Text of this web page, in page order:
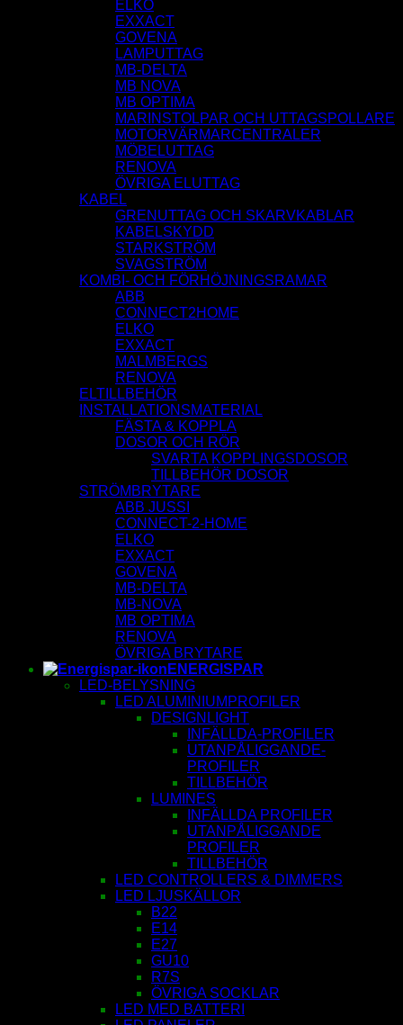
ELKO
EXXACT
GOVENA
LAMPUTTAG
MB-DELTA
MB NOVA
MB OPTIMA
MARINSTOLPAR OCH UTTAGSPOLLARE
MOTORVÄRMARCENTRALER
MÖBELUTTAG
RENOVA
ÖVRIGA ELUTTAG
KABEL
GRENUTTAG OCH SKARVKABLAR
KABELSKYDD
STARKSTRÖM
SVAGSTRÖM
KOMBI- OCH FÖRHÖJNINGSRAMAR
ABB
CONNECT2HOME
ELKO
EXXACT
MALMBERGS
RENOVA
ELTILLBEHÖR
INSTALLATIONSMATERIAL
FÄSTA & KOPPLA
DOSOR OCH RÖR
SVARTA KOPPLINGSDOSOR
TILLBEHÖR DOSOR
STRÖMBRYTARE
ABB JUSSI
CONNECT-2-HOME
ELKO
EXXACT
GOVENA
MB-DELTA
MB-NOVA
MB OPTIMA
RENOVA
ÖVRIGA BRYTARE
ENERGISPAR
LED-BELYSNING
LED ALUMINIUMPROFILER
DESIGNLIGHT
INFÄLLDA-PROFILER
UTANPÅLIGGANDE-
PROFILER
TILLBEHÖR
LUMINES
INFÄLLDA PROFILER
UTANPÅLIGGANDE
PROFILER
TILLBEHÖR
LED CONTROLLERS & DIMMERS
LED LJUSKÄLLOR
B22
E14
E27
GU10
R7S
ÖVRIGA SOCKLAR
LED MED BATTERI